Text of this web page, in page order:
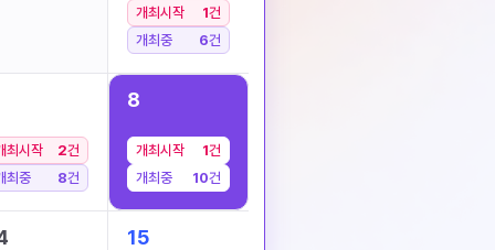
개최시작 1건
개최중
6건
최시작 2건
최중
8건
8
개최시작 1건
개최중
10건
15